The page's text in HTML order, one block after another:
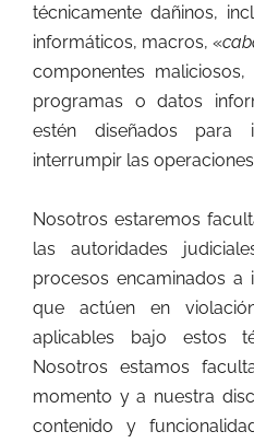
técnicamente dañinos,
informáticos, macros, «
componentes
programas o datos
estén diseñados para
interrumpir las
Nosotros estaremos
las autoridades
procesos encaminados a
que actúen en
aplicables bajo estos
Nosotros estamos
momento y a nuestra
contenido y